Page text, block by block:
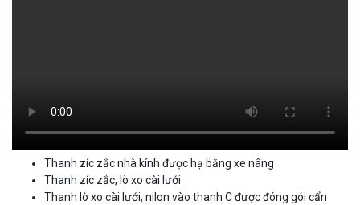
Thanh zíc zắc nhà kính được hạ bằng xe nâng
Thanh zíc zắc, lò xo cài lưới
Thanh lò xo cài lưới, nilon vào thanh C được đóng gói cẩn